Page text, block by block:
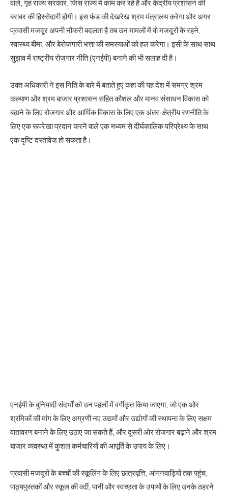
वाले, गृह राज्य सरकार, जिस राज्य में काम कर रहे हैं और केंद्रीय प्रशासन की
बराबर की हिस्सेदारी होगी। इस फंड की देखरेख श्रम मंत्रालय करेगा और अगर
प्रवासी मजदूर अपनी नौकरी बदलता है तब उन मामलों में वो मजदूरों के रहने,
स्वास्थ्य बीमा, और बेरोजगारी भत्ता की समस्याओं को हल करेगा। इसी के साथ साथ
सुझाव में राष्ट्रीय रोजगार नीति (एनईपी) बनाने की भी सलाह दी है।
उक्त अधिकारी ने इस निति के बारे में बताते हुए कहा की यह देश में समग्र श्रम
कल्याण और श्रम बाजार प्रशासन सहित कौशल और मानव संसाधन विकास को
बढ़ाने के लिए रोजगार और आर्थिक विकास के लिए एक अंतर-क्षेत्रीय रणनीति के
लिए एक रूपरेखा प्रदान करने वाले एक मध्यम से दीर्घकालिक परिप्रेक्ष्य के साथ
एक दृष्टि दस्तावेज हो सकता है।
एनईपी के बुनियादी संदर्भों को उन पहलों में वर्गीकृत किया जाएगा, जो एक ओर
श्रमिकों की मांग के लिए अग्रणी नए उद्यमों और उद्योगों की स्थापना के लिए सक्षम
वातावरण बनाने के लिए उठाए जा सकते हैं, और दूसरी ओर रोजगार बढ़ाने और श्रम
बाजार व्यवस्था में कुशल कर्मचारियों की आपूर्ति के उपाय के लिए।
प्रवासी मजदूरों के बच्चों की स्कूलिंग के लिए छात्रवृत्ति, आंगनवाड़ियों तक पहुंच,
पाठ्यपुस्तकों और स्कूल की वर्दी, पानी और स्वच्छता के उपायों के लिए उनके ठहरने